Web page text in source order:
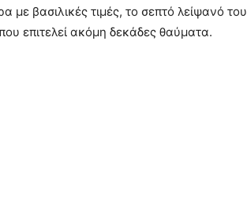
βασιλικές τιμές, το σεπτό λείψανό του
επιτελεί ακόμη δεκάδες θαύματα.